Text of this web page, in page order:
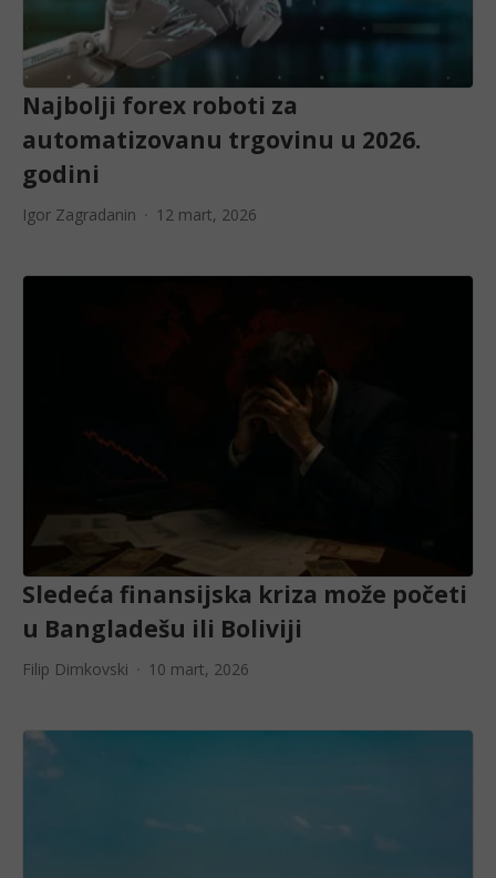
Najbolji forex roboti za
automatizovanu trgovinu u 2026.
godini
Igor Zagradanin 12 mart, 2026
Sledeća finansijska kriza može početi
u Bangladešu ili Boliviji
Filip Dimkovski 10 mart, 2026